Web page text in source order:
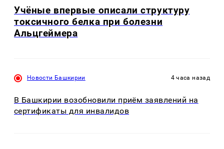
Учёные впервые описали структуру
токсичного белка при болезни
Альцгеймера
Новости Башкирии 4 часа назад
В Башкирии возобновили приём заявлений на
сертификаты для инвалидов